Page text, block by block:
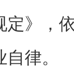
定》，
律。